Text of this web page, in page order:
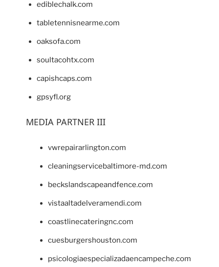
ediblechalk.com
tabletennisnearme.com
oaksofa.com
soultacohtx.com
capishcaps.com
gpsyfl.org
MEDIA PARTNER III
vwrepairarlington.com
cleaningservicebaltimore-md.com
beckslandscapeandfence.com
vistaaltadelveramendi.com
coastlinecateringnc.com
cuesburgershouston.com
psicologiaespecializadaencampeche.com